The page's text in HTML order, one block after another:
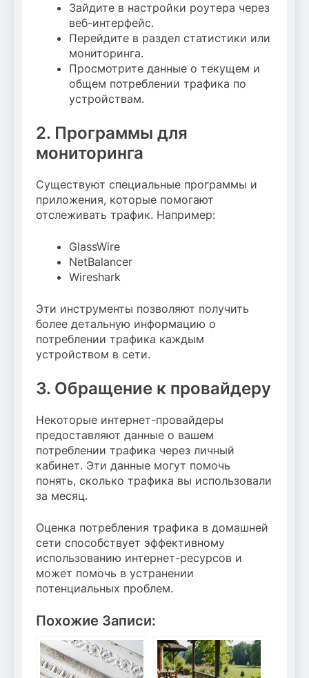
Зайдите в настройки роутера через
веб-интерфейс.
Перейдите в раздел статистики или
мониторинга.
Просмотрите данные о текущем и
общем потреблении трафика по
устройствам.
2. Программы для
мониторинга
Существуют специальные программы и
приложения, которые помогают
отслеживать трафик. Например:
GlassWire
NetBalancer
Wireshark
Эти инструменты позволяют получить
более детальную информацию о
потреблении трафика каждым
устройством в сети.
3. Обращение к провайдеру
Некоторые интернет-провайдеры
предоставляют данные о вашем
потреблении трафика через личный
кабинет. Эти данные могут помочь
понять, сколько трафика вы использовали
за месяц.
Оценка потребления трафика в домашней
сети способствует эффективному
использованию интернет-ресурсов и
может помочь в устранении
потенциальных проблем.
Похожие Записи: